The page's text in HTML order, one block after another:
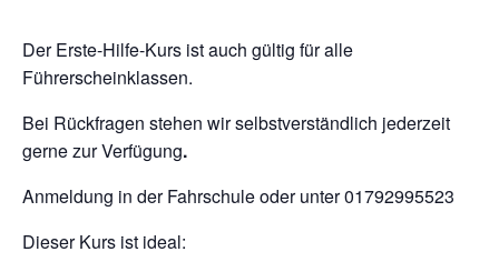
Der Erste-Hilfe-Kurs ist auch gültig für alle
Führerscheinklassen.
Bei Rückfragen stehen wir selbstverständlich jederzeit
gerne zur Verfügung.
Anmeldung in der Fahrschule oder unter 01792995523
Dieser Kurs ist ideal: